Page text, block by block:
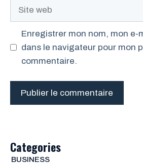
Site
Enregistrer mon nom, mon e-
dans le navigateur pour mon
commentaire.
Categories
BUSINESS